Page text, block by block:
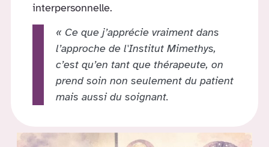
interpersonnelle.
« Ce que j’apprécie vraiment dans
l’approche de l'Institut Mimethys,
c’est qu’en tant que thérapeute, on
prend soin non seulement du patient
mais aussi du soignant.